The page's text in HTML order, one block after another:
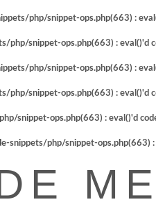
php/snippet-ops.php(663) :
php/snippet-ops.php(663) : eval()'d
php/snippet-ops.php(663) :
php/snippet-ops.php(663) : eval()'d
snippet-ops.php(663) : eval()'d
snippets/php/snippet-ops.php(663) :